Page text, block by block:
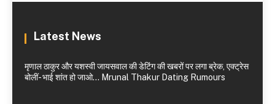
Latest News
मृणाल ठाकुर और यशस्वी जायसवाल की डेटिंग की खबरों पर लगा ब्रेक, एक्ट्रेस
बोलीं- भाई शांत हो जाओ… Mrunal Thakur Dating Rumours